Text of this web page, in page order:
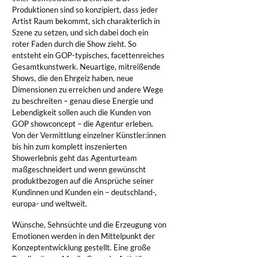
Produktionen sind so konzipiert, dass jeder
Artist Raum bekommt, sich charakterlich in
Szene zu setzen, und sich dabei doch ein
roter Faden durch die Show zieht. So
entsteht ein GOP-typisches, facettenreiches
Gesamtkunstwerk. Neuartige, mitreißende
Shows, die den Ehrgeiz haben, neue
Dimensionen zu erreichen und andere Wege
zu beschreiten – genau diese Energie und
Lebendigkeit sollen auch die Kunden von
GOP showconcept – die Agentur erleben.
Von der Vermittlung einzelner Künstler:innen
bis hin zum komplett inszenierten
Showerlebnis geht das Agenturteam
maßgeschneidert und wenn gewünscht
produktbezogen auf die Ansprüche seiner
Kundinnen und Kunden ein – deutschland-,
europa- und weltweit.
Wünsche, Sehnsüchte und die Erzeugung von
Emotionen werden in den Mittelpunkt der
Konzeptentwicklung gestellt. Eine große